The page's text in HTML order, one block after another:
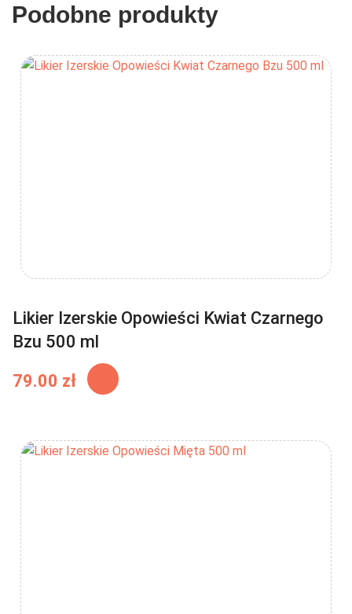
Podobne produkty
Likier Izerskie Opowieści Kwiat Czarnego
Bzu 500 ml
79.00 zł